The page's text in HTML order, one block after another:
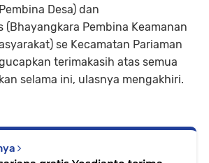
Desa) dan
(Bhayangkara Pembina Keamanan
se Kecamatan Pariaman
terimakasih atas semua
selama ini, ulasnya mengakhiri.